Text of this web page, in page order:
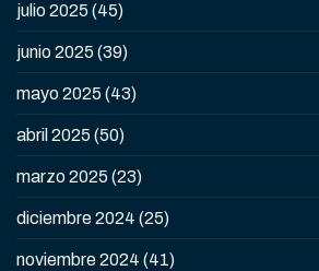
julio 2025 (45)
junio 2025 (39)
mayo 2025 (43)
abril 2025 (50)
marzo 2025 (23)
diciembre 2024 (25)
noviembre 2024 (41)